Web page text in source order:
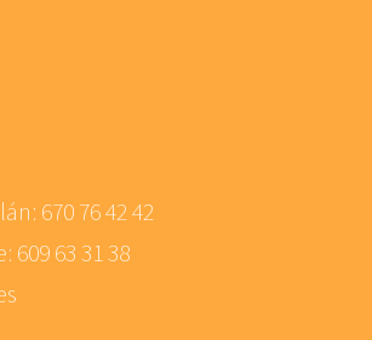
670 76 42 42
609 63 31 38